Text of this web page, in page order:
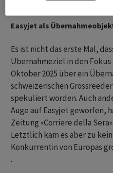
Easyjet als
Es ist nicht das erste Mal,
Übernahmeziel in den
Oktober 2025 über ein
schweizerischen
spekuliert worden. Auch
Auge auf Easyjet geworfen,
Zeitung «Corriere della
Letztlich kam es aber zu
Konkurrentin von Europas
.